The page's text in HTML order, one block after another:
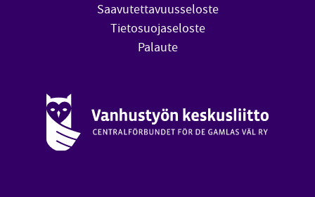
Saavutettavuusseloste
Tietosuojaseloste
Palaute